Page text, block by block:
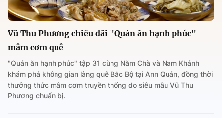
Vũ Thu Phương chiêu đãi "Quán ăn hạnh phúc"
mâm cơm quê
"Quán ăn hạnh phúc" tập 31 cùng Năm Chà và Nam Khánh
khám phá không gian làng quê Bắc Bộ tại Ann Quán, đồng thời
thưởng thức mâm cơm truyền thống do siêu mẫu Vũ Thu
Phương chuẩn bị.